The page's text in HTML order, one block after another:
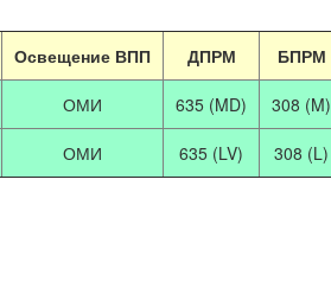
Освещение ВПП ДПРМ БПРМ
ОМИ 635 (MD) 308 (M)
ОМИ 635 (LV) 308 (L)